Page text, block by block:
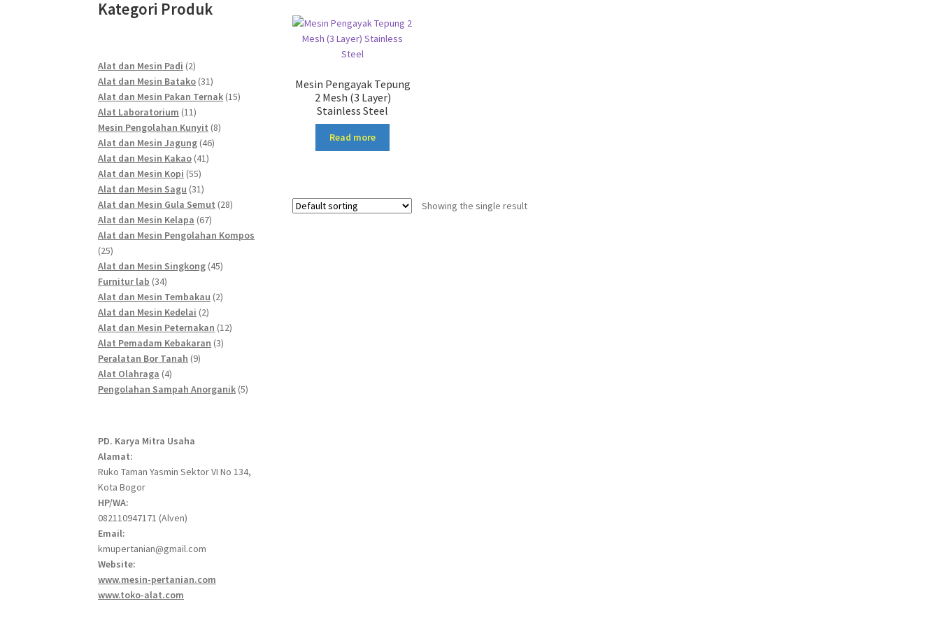
Mesin Pengayak Tepung
2 Mesh (3 Layer)
Stainless Steel
Read more
Showing the single result
Kategori Produk
Alat dan Mesin Padi 22
products
Alat dan Mesin Batako 3131
products
Alat dan Mesin Pakan Ternak 1515
Alat Laboratorium 1111
products
Mesin Pengolahan Kunyit 88
Alat dan Mesin Jagung 4646
Alat dan Mesin Kakao 4141
Alat dan Mesin Kopi 5555
products
Alat dan Mesin Sagu 3131
products
Alat dan Mesin Gula Semut 2828
Alat dan Mesin Kelapa 6767
products
Alat dan Mesin Pengolahan Kompos
2525
products
Alat dan Mesin Singkong 4545
Furnitur lab 3434
products
Alat dan Mesin Tembakau 22
Alat dan Mesin Kedelai 22
products
Alat dan Mesin Peternakan 1212
Alat Pemadam Kebakaran 33
Peralatan Bor Tanah 99
Alat Olahraga 44
products
Pengolahan Sampah Anorganik 55
PD. Karya Mitra Usaha
Alamat:
Ruko Taman Yasmin Sektor VI No 134,
Kota Bogor
HP/WA:
082110947171 (Alven)
Email:
kmupertanian@gmail.com
Website:
www.mesin-pertanian.com
www.toko-alat.com